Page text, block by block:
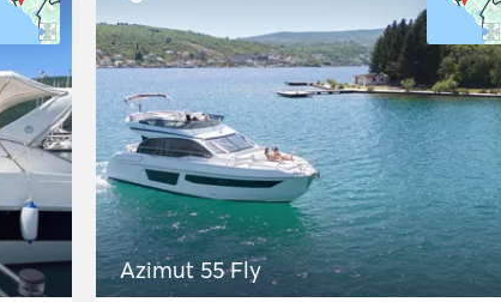
Azimut 55 Fly